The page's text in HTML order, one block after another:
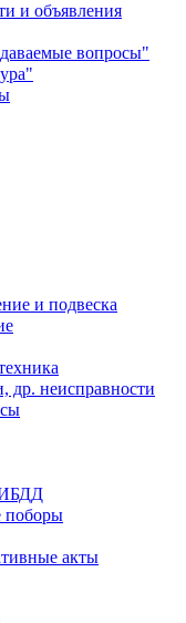
и объявления
вопросы"
и подвеска
неисправности
поборы
акты